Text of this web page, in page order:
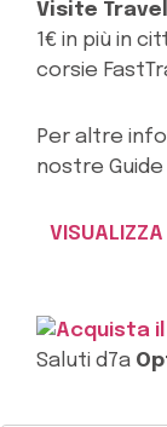
Visite
1€ in più in
corsie
Per altre
nostre Guide
VISUALIZZA
Saluti d7a